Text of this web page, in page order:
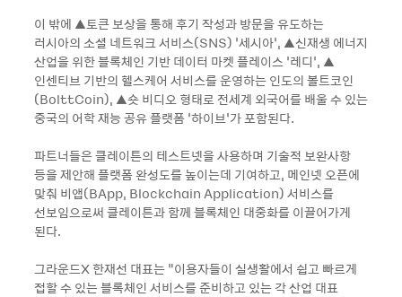
이 밖에 ▲토큰 보상을 통해 후기 작성과 방문을 유도하는
러시아의 소셜 네트워크 서비스(SNS) ‘세시아’, ▲신재생 에너지
산업을 위한 블록체인 기반 데이터 마켓 플레이스 ‘레디’, ▲
인센티브 기반의 헬스케어 서비스를 운영하는 인도의 볼트코인
(BolttCoin), ▲숏 비디오 형태로 전세계 외국어를 배울 수 있는
중국의 어학 재능 공유 플랫폼 ‘하이브’가 포함된다.
파트너들은 클레이튼의 테스트넷을 사용하며 기술적 보완사항
등을 제안해 플랫폼 완성도를 높이는데 기여하고, 메인넷 오픈에
맞춰 비앱(BApp, Blockchain Application) 서비스를
선보임으로써 클레이튼과 함께 블록체인 대중화를 이끌어가게
된다.
그라운드X 한재선 대표는 “이용자들이 실생활에서 쉽고 빠르게
접할 수 있는 블록체인 서비스를 준비하고 있는 각 산업 대표